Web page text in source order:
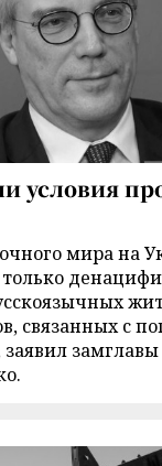
условия
мира на
только
связанных с
заявил